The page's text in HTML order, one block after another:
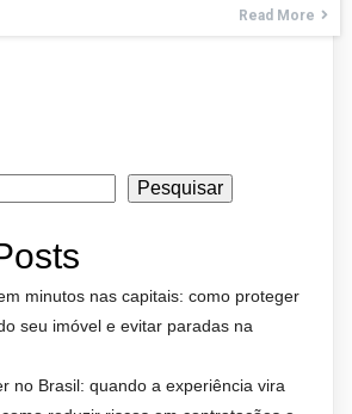
Read More
Pesquisar
minutos nas capitais: como proteger
seu imóvel e evitar paradas na
no Brasil: quando a experiência vira